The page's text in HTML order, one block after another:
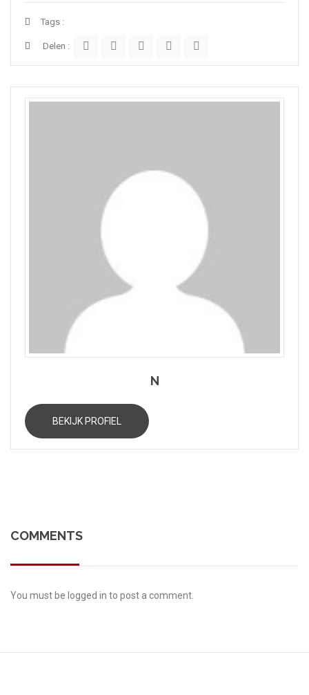
Tags :
Delen :
N
BEKIJK PROFIEL
COMMENTS
You must be logged in to post a comment.